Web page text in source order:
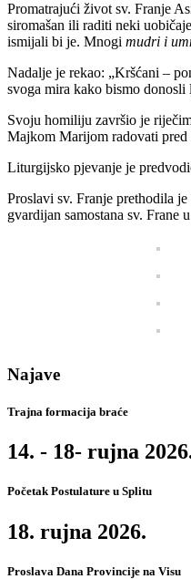
Promatrajući život sv. Franje
siromašan ili raditi neki
ismijali bi je. Mnogi mudri i
Nadalje je rekao: „Kršćani –
svoga mira kako bismo donosli
Svoju homiliju završio je
Majkom Marijom radovati
Liturgijsko pjevanje je
Proslavi sv. Franje prethodila
gvardijan samostana sv.
Najave
Trajna formacija braće
14. - 18- rujna
Početak Postulature u Splitu
18. rujna 2026.
Proslava Dana Provincije na Visu